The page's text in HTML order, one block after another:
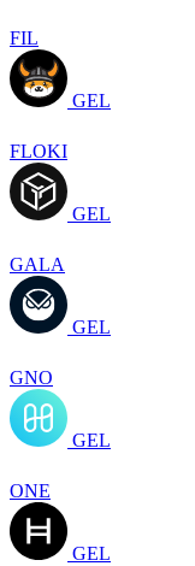
FIL
GEL
FLOKI
GEL
GALA
GEL
GNO
GEL
ONE
GEL